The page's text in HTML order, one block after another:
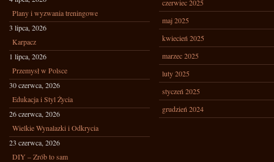
Plany i wyzwania treningowe
3 lipca, 2026
Karpacz
1 lipca, 2026
Przemysł w Polsce
30 czerwca, 2026
Edukacja i Styl Życia
26 czerwca, 2026
Wielkie Wynalazki i Odkrycia
23 czerwca, 2026
DIY – Zrób to sam
czerwiec 2025
maj 2025
kwiecień 2025
marzec 2025
luty 2025
styczeń 2025
grudzień 2024